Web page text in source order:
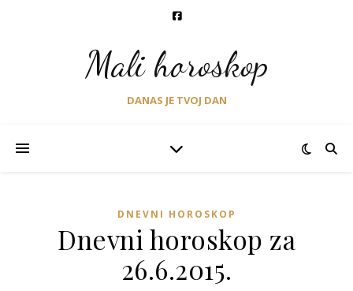
Mali horoskop
DANAS JE TVOJ DAN
DNEVNI HOROSKOP
Dnevni horoskop za
26.6.2015.